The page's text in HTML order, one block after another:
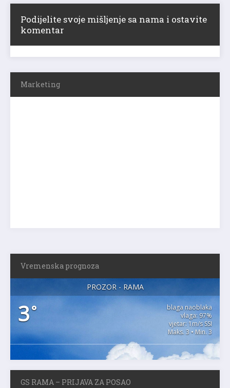
Podijelite svoje mišljenje sa nama i ostavite
komentar
Marketing
Vremenska prognoza
PROZOR - RAMA
3°
blaga naoblaka
vlaga: 97%
vjetar: 1m/s SSI
Maks. 3 • Min. 3
GS RAMA – PRIJAVA ZA POSAO